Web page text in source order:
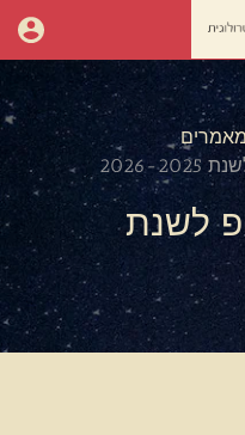
2025
לשנת